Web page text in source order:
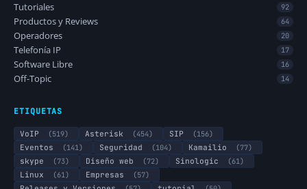
Tutoriales 92
Productos y Reviews 64
Operadores 20
Telefonía IP 17
Software Libre 16
Off-Topic 14
ETIQUETAS
VoIP (519) Asterisk (454) SIP
(156)
Eventos
(141) Seguridad (104) Kamailio
(77)
skype
(73) Diseño web (72) Sinologic
(61)
Linux
(61) Empresas
(57)